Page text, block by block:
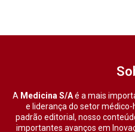
A Medicina S/Aé a mais
e liderança do setor
padrão editorial, nosso
importantes avanços em